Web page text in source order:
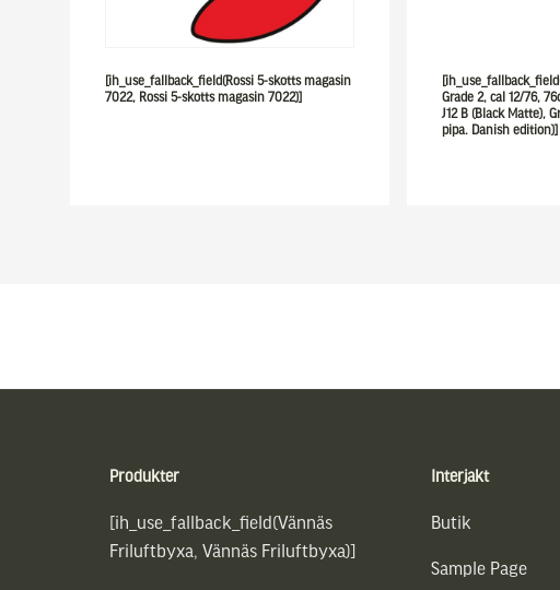
[ih_use_fallback_field(Rossi 5-skotts magasin
7022, Rossi 5-skotts magasin 7022)]
Grade 2, cal 12/76,
J12 B (Black Matte),
pipa. Danish edition)]
Produkter
[ih_use_fallback_field(Vännäs
Friluftbyxa, Vännäs Friluftbyxa)]
Interjakt
Butik
Sample Page